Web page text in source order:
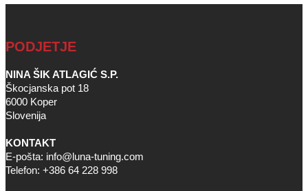
PODJETJE
NINA ŠIK ATLAGIĆ S.P.
Škocjanska pot 18
6000 Koper
Slovenija
KONTAKT
E-pošta: info@luna-tuning.com
Telefon: +386 64 228 998